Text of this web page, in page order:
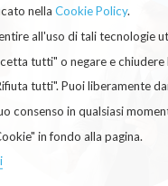
nella Cookie Policy.
all'uso di tali tecnologie
tutti" o negare e
tutti". Puoi liberamente
consenso in qualsiasi
in fondo alla pagina.